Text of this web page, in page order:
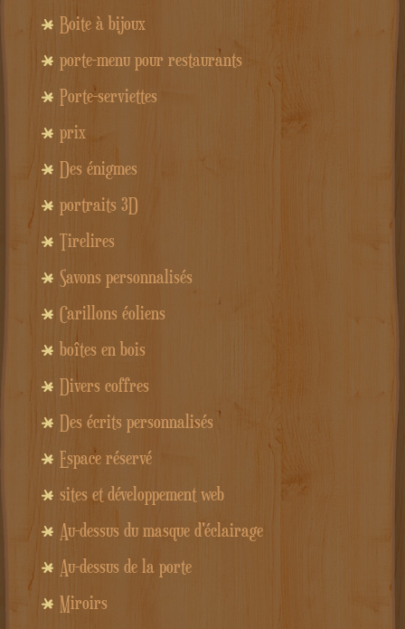
Boite à bijoux
porte-menu pour restaurants
Porte-serviettes
prix
Des énigmes
portraits 3D
Tirelires
Savons personnalisés
Carillons éoliens
boîtes en bois
Divers coffres
Des écrits personnalisés
Espace réservé
sites et développement web
Au-dessus du masque d'éclairage
Au-dessus de la porte
Miroirs